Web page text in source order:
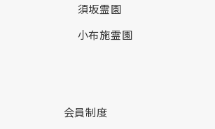
須坂霊園
小布施霊園
会員制度